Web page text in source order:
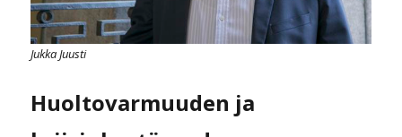
Jukka Juusti
Huoltovarmuuden ja